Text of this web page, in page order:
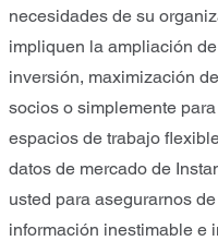
necesidades de su
impliquen la ampliación
inversión, maximización
socios o simplemente
espacios de trabajo
datos de mercado de
usted para asegurarnos
información inestimable e